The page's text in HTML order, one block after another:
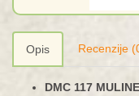
Opis Recenzije
DMC 117